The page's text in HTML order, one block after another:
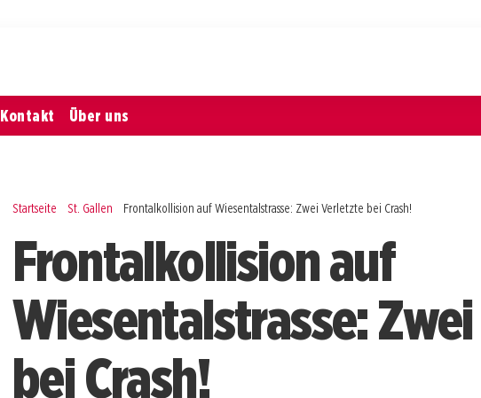
Kontakt Über uns
Startseite St. Gallen Frontalkollision auf Wiesentalstrasse: Zwei Verletzte bei Crash!
Frontalkollision auf
Wiesentalstrasse:
bei Crash!